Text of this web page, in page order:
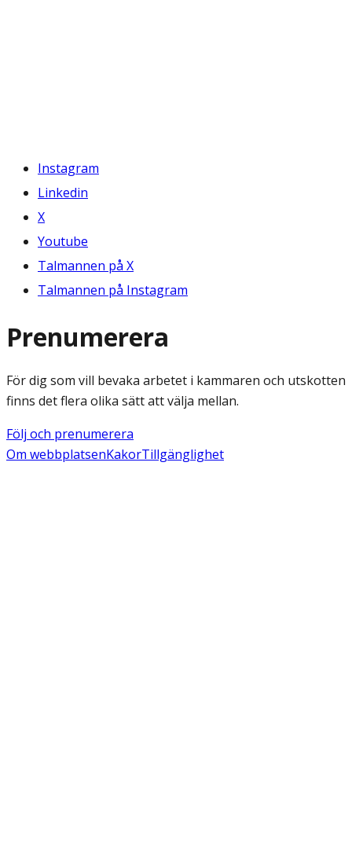
Instagram
Linkedin
X
Youtube
Talmannen på X
Talmannen på Instagram
Prenumerera
För dig som vill bevaka arbetet i kammaren och utskotten
finns det flera olika sätt att välja mellan.
Följ och prenumerera
Om webbplatsenKakorTillgänglighet